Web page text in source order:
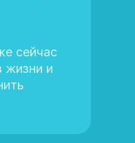
сейчас
жизни и